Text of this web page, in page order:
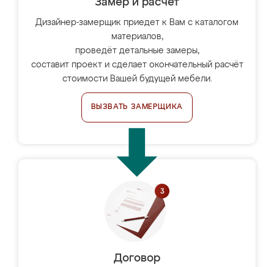
Замер и расчет
Дизайнер-замерщик приедет к Вам с каталогом
материалов,
проведёт детальные замеры,
составит проект и сделает окончательный расчёт
стоимости Вашей будущей мебели.
ВЫЗВАТЬ ЗАМЕРЩИКА
Договор